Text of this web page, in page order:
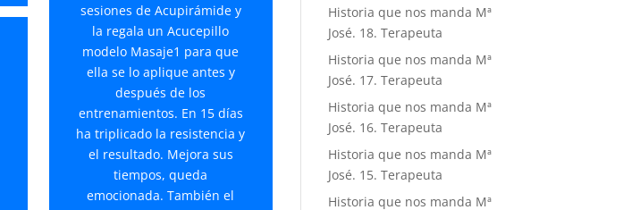
sesiones de Acupirámide y
la regala un Acucepillo
modelo Masaje1 para que
ella se lo aplique antes y
después de los
entrenamientos. En 15 días
ha triplicado la resistencia y
el resultado. Mejora sus
tiempos, queda
emocionada. También el
Historia que nos manda Mª
José. 18. Terapeuta
Historia que nos manda Mª
José. 17. Terapeuta
Historia que nos manda Mª
José. 16. Terapeuta
Historia que nos manda Mª
José. 15. Terapeuta
Historia que nos manda Mª